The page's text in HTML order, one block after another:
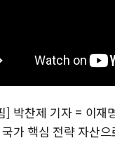
] 박찬제 기자 = 이재
가 핵심 전략 자산